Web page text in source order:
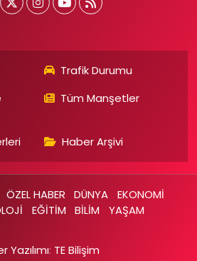
Trafik Durumu
Tüm Manşetler
Haber Arşivi
ÖZEL HABER DÜNYA
EKONOMİ
EĞİTİM BİLİM YAŞAM
Yazılımı: TE Bilişim